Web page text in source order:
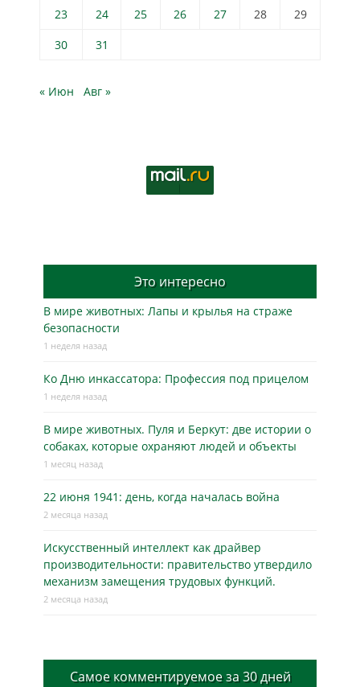
23
24 25 26 27 28
29
30
31
« Июн Авг »
Это интересно
В мире животных: Лапы и крылья на страже
безопасности
1 неделя назад
Ко Дню инкассатора: Профессия под прицелом
1 неделя назад
В мире животных. Пуля и Беркут: две истории о
собаках, которые охраняют людей и объекты
1 месяц назад
22 июня 1941: день, когда началась война
2 месяца назад
Искусственный интеллект как драйвер
производительности: правительство утвердило
механизм замещения трудовых функций.
2 месяца назад
Самое комментируемое за 30 дней